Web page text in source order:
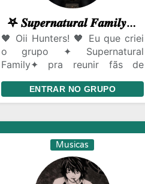
𖤐 𝑺𝒖𝒑𝒆𝒓𝒏𝒂𝒕𝒖𝒓𝒂𝒍 𝑭𝒂𝒎𝒊𝒍𝒚 𖤐
🖤 Oii Hunters! 🖤 Eu que criei
o grupo ✦ Supernatural
Family✦ pra reunir fãs de
conversar sobre a série,
teorias, personagens, memes e
Espero que vocês se sintam
em casa aqui no bunker da
família Winchester 🖤 Sejam
bem-vindos e aproveitem o
ENTRAR NO GRUPO
Musicas